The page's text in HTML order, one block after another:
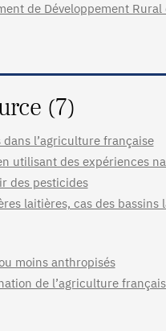
de Développement
(7)
l’agriculture française
utilisant des expériences
des pesticides
laitières, cas des
moins anthropisés
de l’agriculture